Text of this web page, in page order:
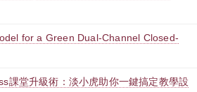
for a Green Dual-Channel Closed-
課堂升級術：淡小虎助你一鍵搞定教學設